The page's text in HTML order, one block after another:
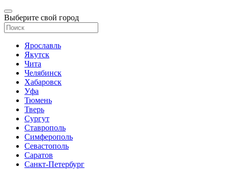
Выберите свой город
Ярославль
Якутск
Чита
Челябинск
Хабаровск
Уфа
Тюмень
Тверь
Сургут
Ставрополь
Симферополь
Севастополь
Саратов
Санкт-Петербург